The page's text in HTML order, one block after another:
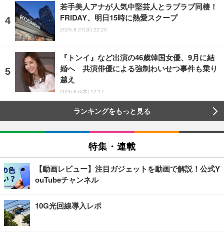
若手美人アナが人気中堅芸人とラブラブ同棲！
FRIDAY、明日15時に熱愛スクープ
2025.8.27(水) 22:20
『トンイ』など出演の46歳韓国女優、9月に結
婚へ 共演俳優による強制わいせつ事件も乗り
越え
2026.8.6(木) 12:17
ランキングをもっと見る
特集・連載
【動画レビュー】注目ガジェットを動画で解説！公式Y
ouTubeチャンネル
10G光回線導入レポ